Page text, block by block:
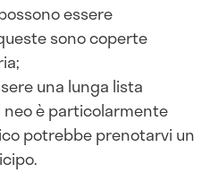
essere
sono coperte
una lunga lista
neo è particolarmente
potrebbe prenotarvi un